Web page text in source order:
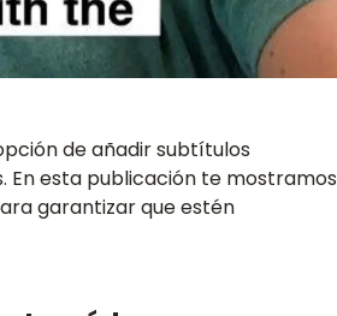
de añadir subtítulos
esta publicación te mostramos
garantizar que estén